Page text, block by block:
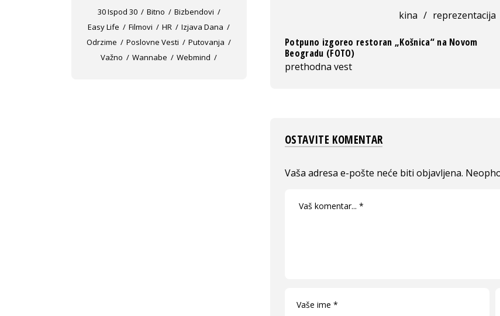
kina / reprezentacija
Potpuno izgoreo restoran „Košnica“ na Novom
Beogradu (FOTO)
prethodna vest
OSTAVITE KOMENTAR
Vaša adresa e-pošte neće biti objavljena.
30 Ispod 30 Bitno
Bizbendovi
Easy Life
Filmovi HR
Izjava Dana
Odrzime
Poslovne Vesti
Putovanja
Važno
Wannabe Webmind